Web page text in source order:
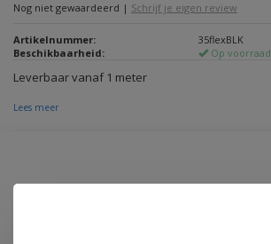
Nog niet gewaardeerd | Schrijf je eigen review
Artikelnummer:
35flexBLK
Beschikbaarheid:
Op voorraad
Leverbaar vanaf 1 meter
Lees meer